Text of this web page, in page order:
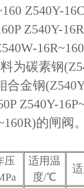
Z540Y-
Z540Y-
为碳素钢
合金钢
Z540Y-
的闸阀
压
适用温
度/℃